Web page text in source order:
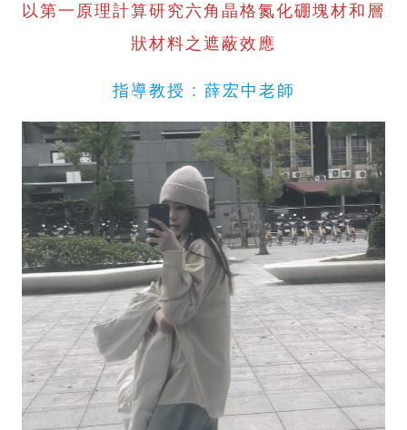
以第一原理計算研究六角晶格氮化硼塊材和層
狀材料之遮蔽效應
指導教授 : 薛宏中老師